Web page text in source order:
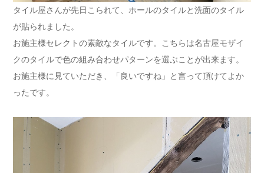
タイル屋さんが先日こられて、ホールのタイルと洗面のタイル
が貼られました。
お施主様セレクトの素敵なタイルです。こちらは名古屋モザイ
クのタイルで色の組み合わせパターンを選ぶことが出来ます。
お施主様に見ていただき、「良いですね」と言って頂けてよか
ったです。